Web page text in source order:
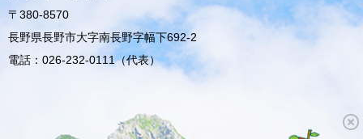
〒380-8570
長野県長野市大字南長野字幅下692-2
電話：026-232-0111（代表）